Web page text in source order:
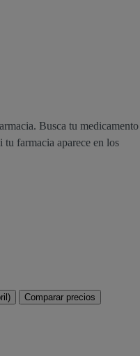
Busca tu medicamento
farmacia aparece en los
Comparar precios